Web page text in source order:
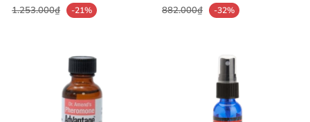
1.253.000₫ -21% 882.000₫ -32%